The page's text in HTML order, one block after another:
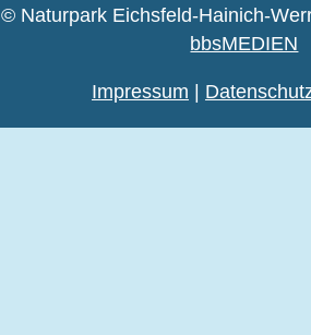
© Naturpark Eichsfeld-Hainich-
bbsMEDIEN
Impressum